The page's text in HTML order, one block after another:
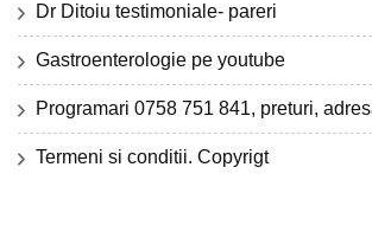
Dr Ditoiu testimoniale- pareri
Gastroenterologie pe youtube
Programari 0758 751 841, preturi,
Termeni si conditii. Copyrigt